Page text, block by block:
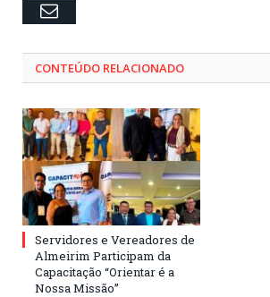
Email
CONTEÚDO RELACIONADO
Servidores e Vereadores de
Almeirim Participam da
Capacitação “Orientar é a
Nossa Missão”